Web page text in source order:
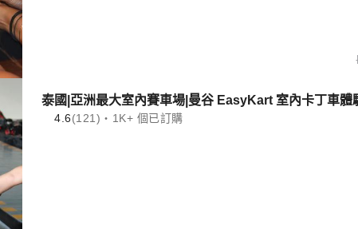
泰國|亞洲最大室內賽車場|曼谷 EasyKart 室內卡丁車體
4.6(121)・1K+ 個已訂購